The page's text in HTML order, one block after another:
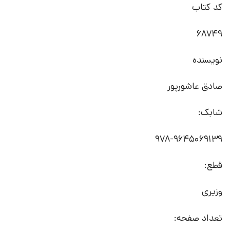
کد کتاب
68749
نویسنده
صادق عاشورپور
شابک:
978-9645069139
قطع:
وزیری
تعداد صفحه: